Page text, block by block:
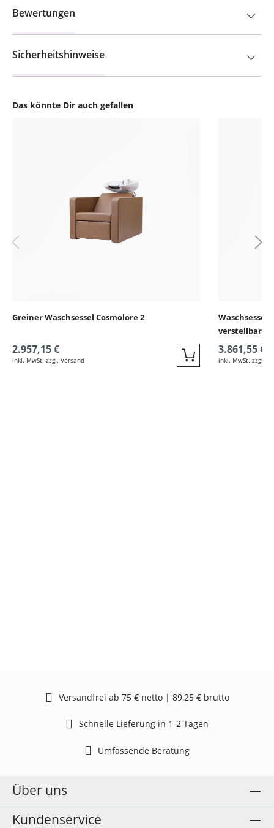
Das könnte Dir auch gefallen
Greiner Waschsessel Cosmolore 2
2.957,15 €
inkl. MwSt. zzgl. Versand Quickbuy
Waschsessel
verstellbarer
3.861,55 €
inkl. MwSt. zzgl.
Bewertungen
Sicherheitshinweise
Versandfrei ab 75 € netto | 89,25 € brutto
Schnelle Lieferung in 1-2 Tagen
Umfassende Beratung
Über uns
Kundenservice